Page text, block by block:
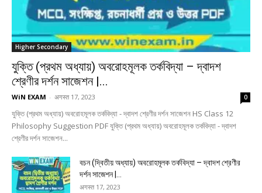
Higher Secondary
যুক্তি (প্রথম অধ্যায়) অবরোহমূলক তর্কবিদ্যা – দ্বাদশ
শ্রেণীর দর্শন সাজেশন |...
WiN EXAM - अगस्त 17, 2023 0
যুক্তি (প্রথম অধ্যায়) অবরোহমূলক তর্কবিদ্যা - দ্বাদশ শ্রেণীর দর্শন সাজেশন HS Class 12
Philosophy Suggestion PDF যুক্তি (প্রথম অধ্যায়) অবরোহমূলক তর্কবিদ্যা - দ্বাদশ
শ্রেণীর দর্শন সাজেশন...
বচন (দ্বিতীয় অধ্যায়) অবরোহমূলক তর্কবিদ্যা – দ্বাদশ শ্রেণীর
দর্শন সাজেশন |...
अगस्त 17, 2023